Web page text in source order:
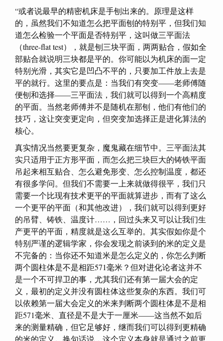
“或者说最早的精密机床是手刨出来的。原理是这样
的，虽然我们不知道怎么把平面刨的特别平，但我们知
道怎么检验一个平面是否特别平，这叫做三平面法
（three-flat test），就是刨三块平面，两两贴合，假如全
部贴合就说明三块都是平的。你可能以为机床的面一定
特别光滑，其实它是凹凸不平的，只要加工件放上去是
平的就行。这里的要点是：当我们有突变——老师傅随
便刨和选择——三平面法，我们就可以得到一个高精度
的平面。当然老师傅并不是随机在那刨，他们有他们的
技巧，这让突变更定向，但突变加选择正是进化算法的
核心。
真实情况当然要更复杂，魔鬼藏在细节中。三平面法其
实只适用于正方形平面，而怎么把三块巨大的铸铁平面
吊起来相互贴合、怎么避免形变、怎么控制温度，都还
有很多学问。但我们不需要一上来就做得很平，我们只
需要一个比现有技术更平的平面就算进步，而有了这么
一个更平的平面（和其他改进），我们就可以得到更好
的吊臂、铸铁、温度计……，回过头来又可以让我们生
产更平的平面，精度就是这么互举的。其实假如你是个
特别严谨的逻辑学家，你会发现之前谈到的米的定义是
不完备的：当你还不知道米是怎么定义的，你怎么判断
两个圆柱体是不是相距571毫米？但对进化论者这并不
是一个不可捍卫的事，尤其我们还有第一届大会的定
义，最初的定义并没有圆柱体这些复杂的东西。我们可
以依赖第一届大会定义的米来判断两个圆柱体是不是相
距571毫米、直径是不是大于一厘米——这当然不如后
来的测量精确，但它足够好，继而我们可以得到更精确
的米的定义。换句话说，这个定义本身就是通过之前更